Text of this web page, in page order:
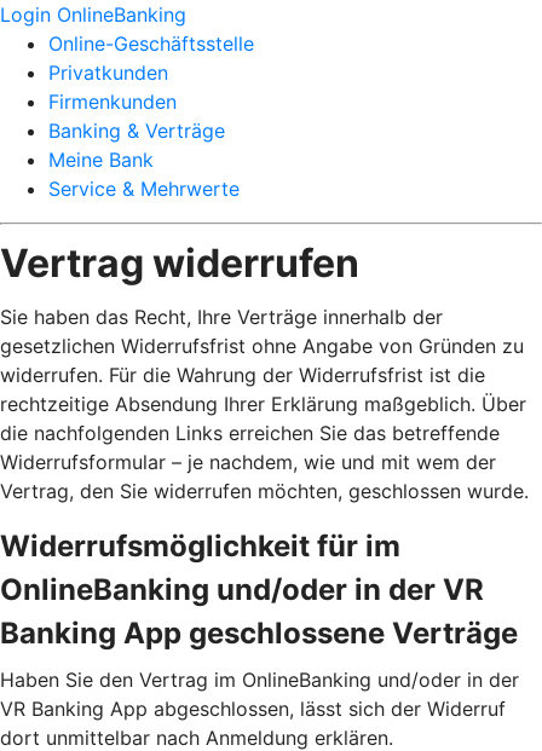
Login OnlineBanking
Online-Geschäftsstelle
Privatkunden
Firmenkunden
Banking & Verträge
Meine Bank
Service & Mehrwerte
Vertrag widerrufen
Sie haben das Recht, Ihre Verträge innerhalb der
gesetzlichen Widerrufsfrist ohne Angabe von Gründen zu
widerrufen. Für die Wahrung der Widerrufsfrist ist die
rechtzeitige Absendung Ihrer Erklärung maßgeblich. Über
die nachfolgenden Links erreichen Sie das betreffende
Widerrufsformular – je nachdem, wie und mit wem der
Vertrag, den Sie widerrufen möchten, geschlossen wurde.
Widerrufsmöglichkeit für im
OnlineBanking und/oder in der VR
Banking App geschlossene Verträge
Haben Sie den Vertrag im OnlineBanking und/oder in der
VR Banking App abgeschlossen, lässt sich der Widerruf
dort unmittelbar nach Anmeldung erklären.